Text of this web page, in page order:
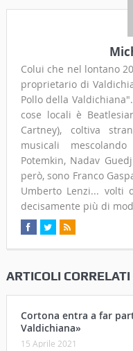
Colui che nel lontano
proprietario di
Pollo della
cose locali è
Cartney), coltiva
musicali
Potemkin, Nadav
però, sono Franco
Umberto Lenzi... volti
decisamente più di
ARTICOLI CORRELATI
Cortona entra a far
Valdichiana»
15 Aprile 2021